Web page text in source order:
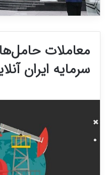
معاملات
سرمایه ایران